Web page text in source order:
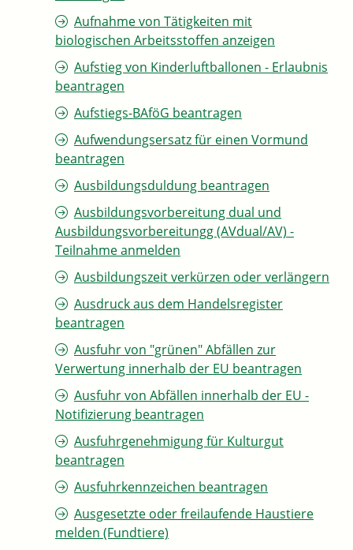
Aufnahme von Tätigkeiten mit
biologischen Arbeitsstoffen anzeigen
Aufstieg von Kinderluftballonen - Erlaubnis
beantragen
Aufstiegs-BAföG beantragen
Aufwendungsersatz für einen Vormund
beantragen
Ausbildungsduldung beantragen
Ausbildungsvorbereitung dual und
Ausbildungsvorbereitungg (AVdual/AV) -
Teilnahme anmelden
Ausbildungszeit verkürzen oder verlängern
Ausdruck aus dem Handelsregister
beantragen
Ausfuhr von "grünen" Abfällen zur
Verwertung innerhalb der EU beantragen
Ausfuhr von Abfällen innerhalb der EU -
Notifizierung beantragen
Ausfuhrgenehmigung für Kulturgut
beantragen
Ausfuhrkennzeichen beantragen
Ausgesetzte oder freilaufende Haustiere
melden (Fundtiere)